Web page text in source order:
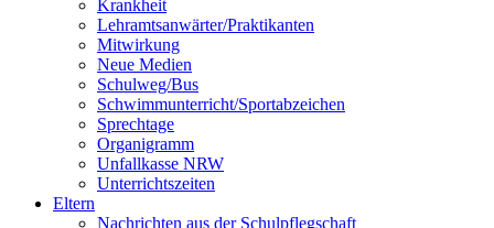
Krankheit
Lehramtsanwärter/Praktikanten
Mitwirkung
Neue Medien
Schulweg/Bus
Schwimmunterricht/Sportabzeichen
Sprechtage
Organigramm
Unfallkasse NRW
Unterrichtszeiten
Eltern
Nachrichten aus der Schulpflegschaft